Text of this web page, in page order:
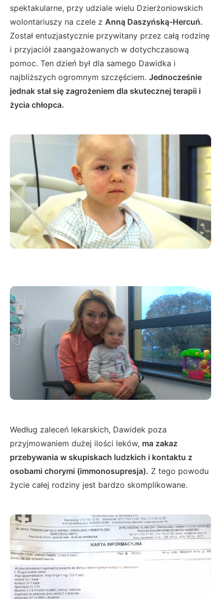
spektakularne, przy udziale wielu Dzierżoniowskich
wolontariuszy na czele z Anną Daszyńską-Hercuń.
Został entuzjastycznie przywitany przez całą rodzinę
i przyjaciół zaangażowanych w dotychczasową
pomoc. Ten dzień był dla samego Dawidka i
najbliższych ogromnym szczęściem. Jednocześnie
jednak stał się zagrożeniem dla skutecznej terapii i
życia chłopca.
Według zaleceń lekarskich, Dawidek poza
przyjmowaniem dużej ilości leków, ma zakaz
przebywania w skupiskach ludzkich i kontaktu z
osobami chorymi (immonosupresja). Z tego powodu
życie całej rodziny jest bardzo skomplikowane.